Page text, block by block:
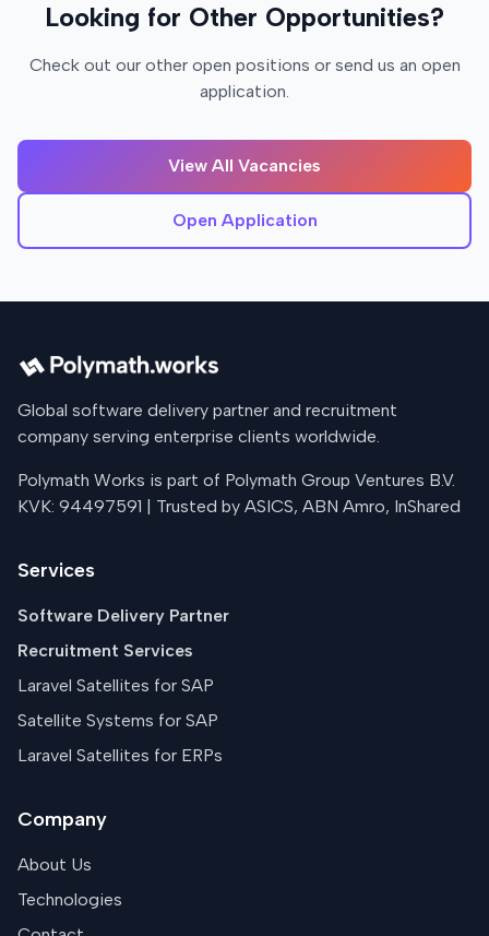
Looking for Other Opportunities?
Check out our other open positions or send us an open
application.
View All Vacancies
Open Application
Global software delivery partner and recruitment
company serving enterprise clients worldwide.
Polymath Works is part of Polymath Group Ventures B.V.
KVK: 94497591 | Trusted by ASICS, ABN Amro, InShared
Services
Software Delivery Partner
Recruitment Services
Laravel Satellites for SAP
Satellite Systems for SAP
Laravel Satellites for ERPs
Company
About Us
Technologies